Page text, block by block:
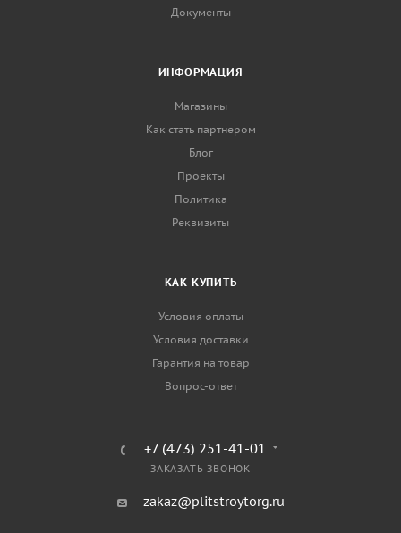
Документы
ИНФОРМАЦИЯ
Магазины
Как стать партнером
Блог
Проекты
Политика
Реквизиты
КАК КУПИТЬ
Условия оплаты
Условия доставки
Гарантия на товар
Вопрос-ответ
+7 (473) 251-41-01
ЗАКАЗАТЬ ЗВОНОК
zakaz@plitstroytorg.ru